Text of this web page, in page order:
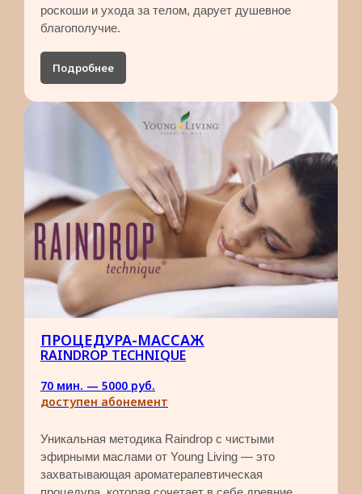
роскоши и ухода за телом, дарует душевное
благополучие.
Подробнее
ПРОЦЕДУРА-МАССАЖ
RAINDROP TECHNIQUE
70 мин. — 5000 руб.​
доступен абонемент
Уникальная методика Raindrop с чистыми
эфирными маслами от Young Living — это
захватывающая ароматерапевтическая